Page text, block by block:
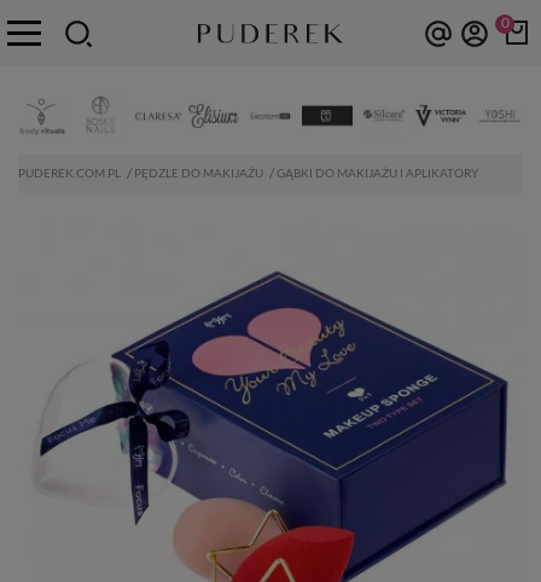
0
PUDEREK.COM.PL PĘDZLE DO MAKIJAŻU GĄBKI DO MAKIJAŻU I APLIKATORY